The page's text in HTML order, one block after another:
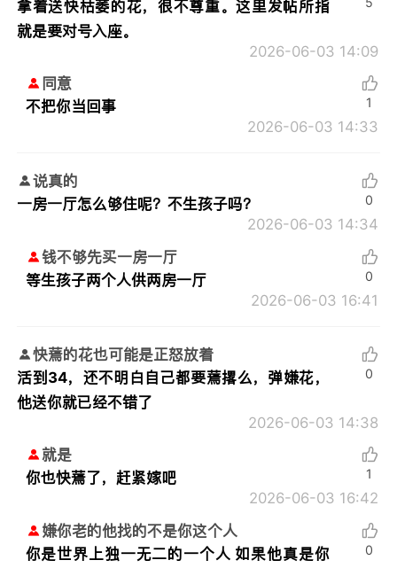
拿着送快枯萎的花，很不尊重。这里发帖所指
就是要对号入座。
2026-06-03 14:09
同意
不把你当回事
2026-06-03 14:33
1
说真的
一房一厅怎么够住呢？不生孩子吗？
2026-06-03 14:34
0
钱不够先买一房一厅
等生孩子两个人供两房一厅
2026-06-03 16:41
0
快蔫的花也可能是正怒放着
活到34，还不明白自己都要蔫撂么，弹嫌花，
他送你就已经不错了
2026-06-03 14:38
0
就是
你也快蔫了，赶紧嫁吧
2026-06-03 16:42
1
嫌你老的他找的不是你这个人
你是世界上独一无二的一个人 如果他真是你
0